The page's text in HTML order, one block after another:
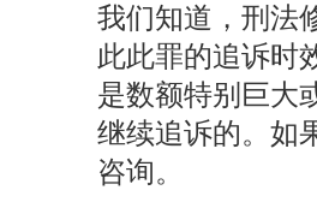
我们知道，刑法
此此罪的追诉时
是数额特别巨大
继续追诉的。如
咨询。